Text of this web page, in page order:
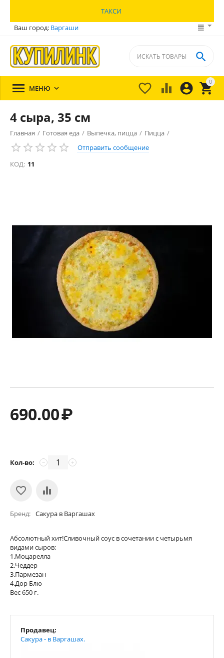
ТАКСИ
Ваш город: Варгаши
0


 

 МЕНЮ 
4 сыра, 35 см
Главная / Готовая еда / Выпечка, пицца / Пицца /
Отправить сообщение
КОД: 11
690.00₽
Кол-во: +
−
Бренд Сакура в Варгашах
Абсолютный хит!Сливочный соус в сочетании с четырьмя
видами сыров:
1.Моцарелла
2.Чеддер
3.Пармезан
4.Дор Блю
Вес 650 г.
Продавец:
Сакура - в Варгашах.